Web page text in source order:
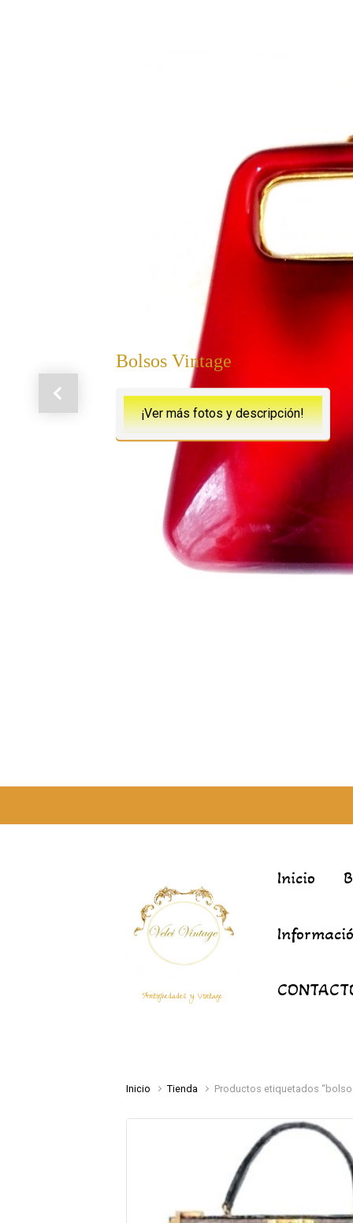
Bolsos Vintage
¡Ver más fotos y descripción!
Anterior
Antigüedades y Vintage
Inicio
Inicio Tienda Productos etiquetados